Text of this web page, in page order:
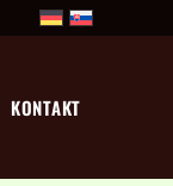
KONTAKT